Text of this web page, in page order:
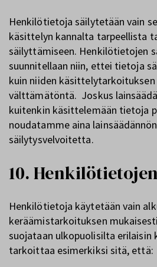
Henkilötietoja säilytetään vain
käsittelyn kannalta tarpeellista
säilyttämiseen. Henkilötietojen
suunnitellaan niin, ettei tietoja
kuin niiden
välttämätöntä. Joskus
kuitenkin käsittelemään tietoja
noudatamme aina
säilytysvelvoitetta.
10.
Henkilötietoja käytetään vain
keräämistarkoituksen
suojataan ulkopuolisilta erilaisin
tarkoittaa esimerkiksi sitä, että: